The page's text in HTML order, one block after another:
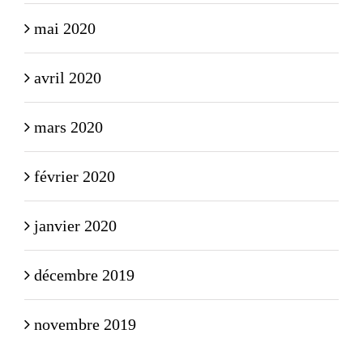
mai 2020
avril 2020
mars 2020
février 2020
janvier 2020
décembre 2019
novembre 2019